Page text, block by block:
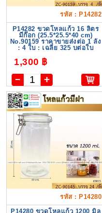
รหัส : P14282
P14282 ขวดโหลแก้ว 16 ลิตร
มีก๊อก (25.5*25.5*40 cm)
No.90159 ราคาขายส่งต่อ 1 ลัง
: 4 ใบ : เฉลี่ย 325 บต่อใบ
1,300 ฿
รหัส : P14280
P14280 ขวดโหลแก้ว 1200 มิล